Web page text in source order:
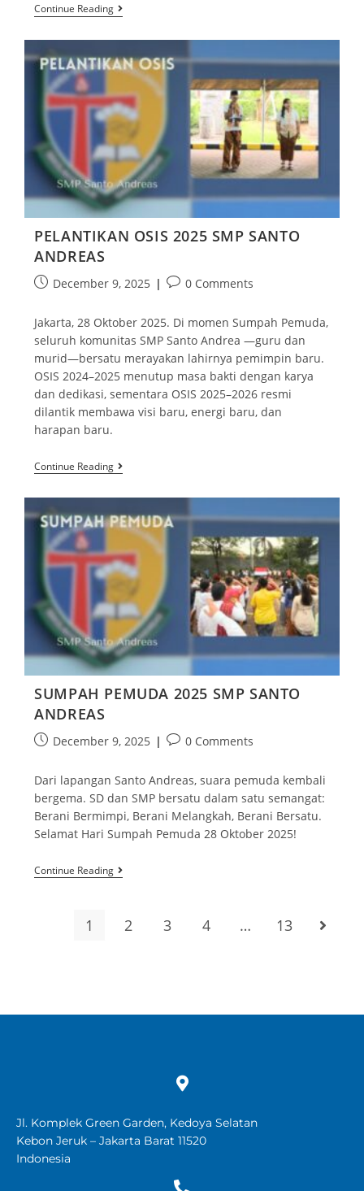
Continue Reading
PELANTIKAN OSIS 2025 SMP SANTO
ANDREAS
December 9, 2025 0 Comments
Jakarta, 28 Oktober 2025. Di momen Sumpah Pemuda,
seluruh komunitas SMP Santo Andrea —guru dan
murid—bersatu merayakan lahirnya pemimpin baru.
OSIS 2024–2025 menutup masa bakti dengan karya
dan dedikasi, sementara OSIS 2025–2026 resmi
dilantik membawa visi baru, energi baru, dan
harapan baru.
Continue Reading
SUMPAH PEMUDA 2025 SMP SANTO
ANDREAS
December 9, 2025 0 Comments
Dari lapangan Santo Andreas, suara pemuda kembali
bergema. SD dan SMP bersatu dalam satu semangat:
Berani Bermimpi, Berani Melangkah, Berani Bersatu.
Selamat Hari Sumpah Pemuda 28 Oktober 2025!
Continue Reading
1 2 3 4 … 13
Jl. Komplek Green Garden, Kedoya Selatan
Kebon Jeruk – Jakarta Barat 11520
Indonesia